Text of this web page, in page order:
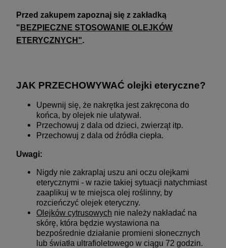
Przed zakupem zapoznaj się z zakładką
" BEZPIECZNE STOSOWANIE OLEJKÓW
ETERYCZNYCH".
JAK PRZECHOWYWAĆ olejki eteryczne?
Upewnij się, że nakrętka jest zakręcona do
końca, by olejek nie ulatywał.
Przechowuj z dala od dzieci, zwierząt itp.
Przechowuj z dala od źródła ciepła.
Uwagi:
Nigdy nie zakraplaj uszu ani oczu olejkami
eterycznymi - w razie takiej sytuacji natychmiast
zaaplikuj w te miejsca olej roślinny, by
rozcieńczyć olejek eteryczny.
Olejków cytrusowych nie należy nakładać na
skórę, która będzie wystawiona na
bezpośrednie działanie promieni słonecznych
lub światła ultrafioletowego w ciągu 72 godzin.